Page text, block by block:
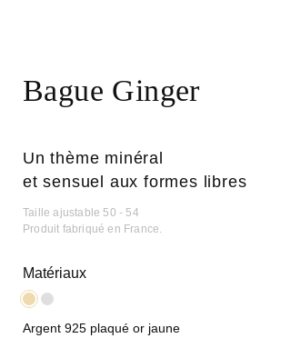
Bague Ginger
Un thème minéral
et sensuel aux formes libres
Taille ajustable 50 - 54
Produit fabriqué en France.
Matériaux
Argent 925 plaqué or jaune